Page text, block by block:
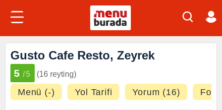
Gusto Cafe Resto, Zeyrek
5 /5 (16 reyting)
Menü (-) Yol Tarifi Yorum (16)